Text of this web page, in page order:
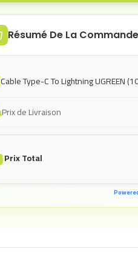
Résumé De La Commande
Cable Type-C To Lightning UGREEN
Prix de Livraison
Prix Total